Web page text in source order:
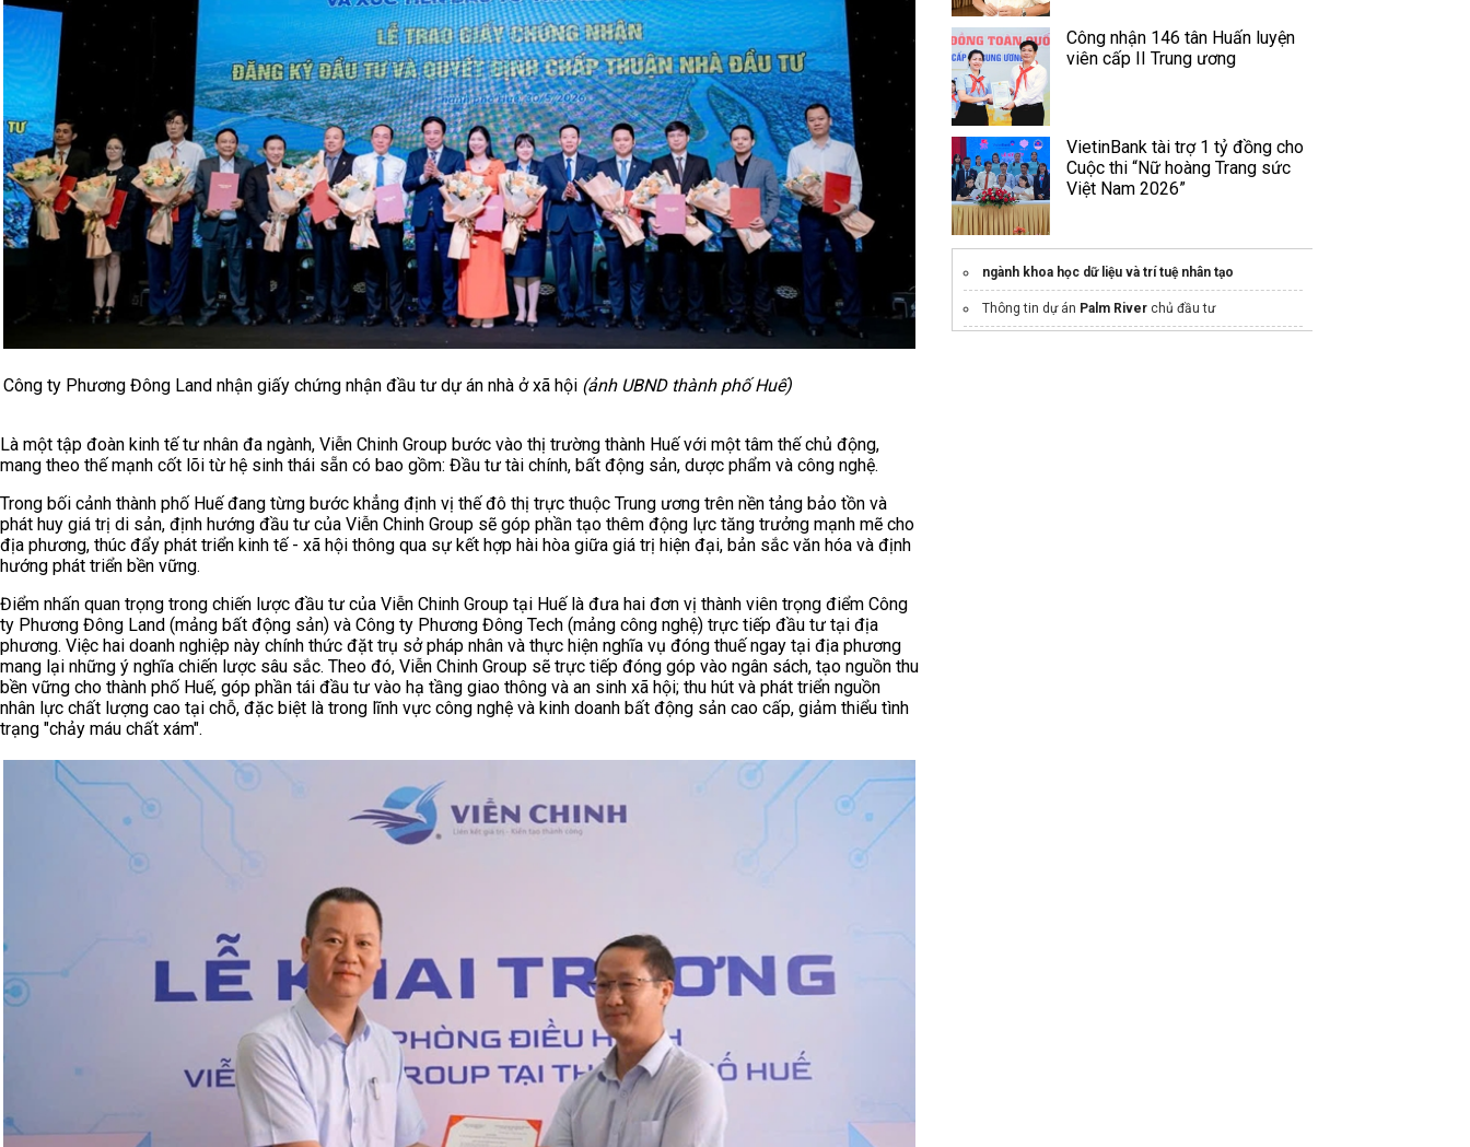
Công ty Phương Đông Land nhận giấy chứng nhận đầu tư dự án nhà ở xã hội (ảnh UBND thành phố Huế)
Là một tập đoàn kinh tế tư nhân đa ngành, Viễn Chinh Group bước vào thị trường thành Huế với một tâm thế chủ động,
mang theo thế mạnh cốt lõi từ hệ sinh thái sẵn có bao gồm: Đầu tư tài chính, bất động sản, dược phẩm và công nghệ.
Trong bối cảnh thành phố Huế đang từng bước khẳng định vị thế đô thị trực thuộc Trung ương trên nền tảng bảo tồn và
phát huy giá trị di sản, định hướng đầu tư của Viễn Chinh Group sẽ góp phần tạo thêm động lực tăng trưởng mạnh mẽ cho
địa phương, thúc đẩy phát triển kinh tế - xã hội thông qua sự kết hợp hài hòa giữa giá trị hiện đại, bản sắc văn hóa và định
hướng phát triển bền vững.
Điểm nhấn quan trọng trong chiến lược đầu tư của Viễn Chinh Group tại Huế là đưa hai đơn vị thành viên trọng điểm Công
ty Phương Đông Land (mảng bất động sản) và Công ty Phương Đông Tech (mảng công nghệ) trực tiếp đầu tư tại địa
phương. Việc hai doanh nghiệp này chính thức đặt trụ sở pháp nhân và thực hiện nghĩa vụ đóng thuế ngay tại địa phương
mang lại những ý nghĩa chiến lược sâu sắc. Theo đó, Viễn Chinh Group sẽ trực tiếp đóng góp vào ngân sách, tạo nguồn thu
bền vững cho thành phố Huế, góp phần tái đầu tư vào hạ tầng giao thông và an sinh xã hội; thu hút và phát triển nguồn
nhân lực chất lượng cao tại chỗ, đặc biệt là trong lĩnh vực công nghệ và kinh doanh bất động sản cao cấp, giảm thiểu tình
trạng "chảy máu chất xám".
Công nhận 146 tân Huấn luyện
viên cấp II Trung ương
VietinBank tài trợ 1 tỷ đồng cho
Cuộc thi “Nữ hoàng Trang sức
Việt Nam 2026”
ngành khoa học dữ liệu và trí tuệ nhân tạo
Thông tin dự án Palm River chủ đầu tư